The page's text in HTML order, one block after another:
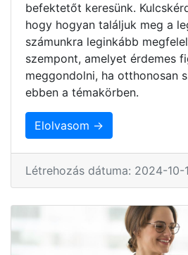
befektetőt keresünk.
hogy hogyan találjuk meg a
számunkra leginkább
szempont, amelyet érdemes
meggondolni, ha otthonosan
ebben a témakörben.
Elolvasom →
Létrehozás dátuma: 2024-10-